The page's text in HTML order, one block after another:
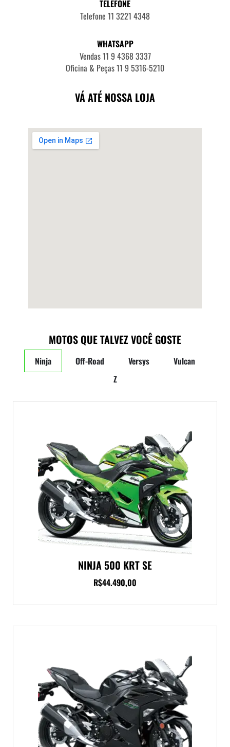
TELEFONE
Telefone 11 3221 4348
WHATSAPP
Vendas 11 9 4368 3337
Oficina & Peças 11 9 5316-5210
VÁ ATÉ NOSSA LOJA
MOTOS QUE TALVEZ VOCÊ GOSTE
Ninja Off-Road Versys
Vulcan
Z
NINJA 500 KRT SE
R$44.490,00